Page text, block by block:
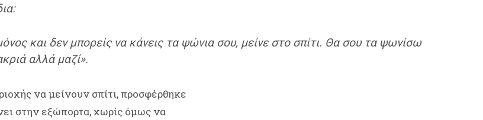
και δεν μπορείς να κάνεις τα ψώνια σου, μείνε στο σπίτι. Θα σου τα ψωνίσω
αλλά μαζί».
να μείνουν σπίτι, προσφέρθηκε
στην εξώπορτα, χωρίς όμως να